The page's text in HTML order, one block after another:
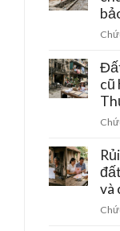
cũ
và